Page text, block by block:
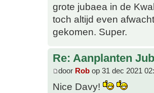
grote jubaea in de
toch altijd even
gekomen. Super.
Re: Aanplanten
door Rob op 31 dec 2021
Nice Davy!